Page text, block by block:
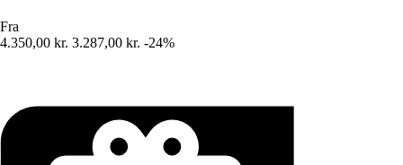
Fra
4.350,00 kr. 3.287,00 kr. -24%